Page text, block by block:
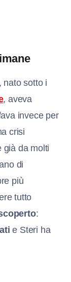
nato sotto i
, aveva
invece per
crisi
già da molti
di
più
tutto
:
e Steri ha